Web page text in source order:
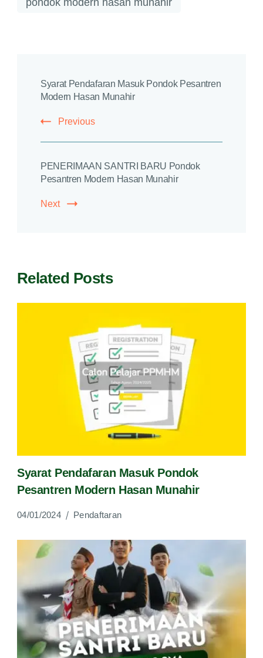
Navigation
Syarat Pendafaran Masuk Pondok Pesantren
Modern Hasan Munahir
Previous
PENERIMAAN SANTRI BARU Pondok
Pesantren Modern Hasan Munahir
Next
Related Posts
Syarat Pendafaran Masuk Pondok
Pesantren Modern Hasan Munahir
04/01/2024 Pendaftaran